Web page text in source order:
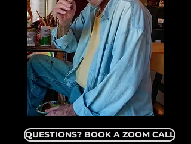
QUESTIONS? BOOK A ZOOM CALL